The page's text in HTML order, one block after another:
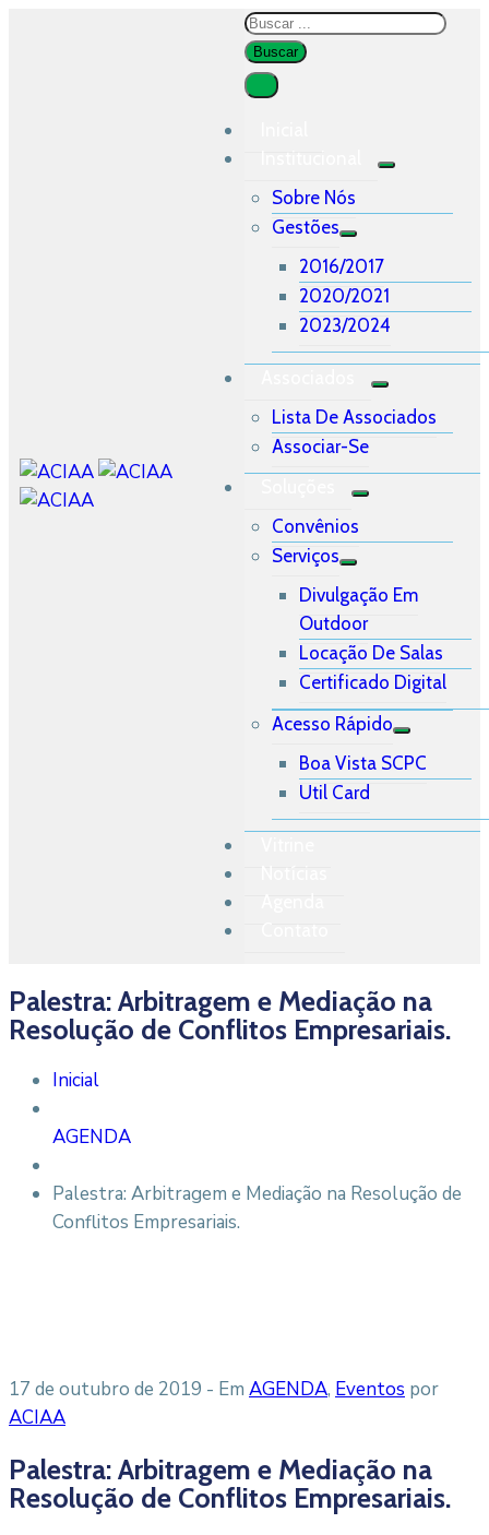
Sobre Nós
Gestões
2016/2017
2020/2021
2023/2024
Lista De Associados
Associar-Se
Convênios
Serviços
Divulgação Em
Outdoor
Locação De Salas
Certificado Digital
Acesso Rápido
Boa Vista SCPC
Util Card
Palestra: Arbitragem e Mediação na
Resolução de Conflitos Empresariais.
Inicial
AGENDA
Palestra: Arbitragem e Mediação na Resolução de
Conflitos Empresariais.
17 de outubro de 2019 - Em AGENDA‚ Eventos por
ACIAA
Palestra: Arbitragem e Mediação na
Resolução de Conflitos Empresariais.